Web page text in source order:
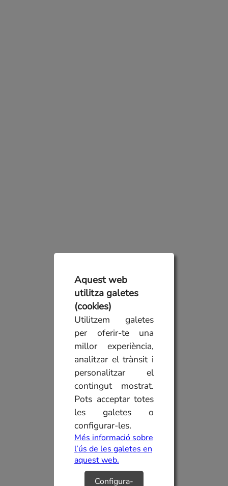
Aquest web
utilitza galetes
(cookies)
Utilitzem galetes
per oferir-te una
millor experiència,
analitzar el trànsit i
personalitzar el
contingut mostrat.
Pots acceptar totes
les galetes o
configurar-les.
Més informació sobre
l’ús de les galetes en
aquest web.
Configura-